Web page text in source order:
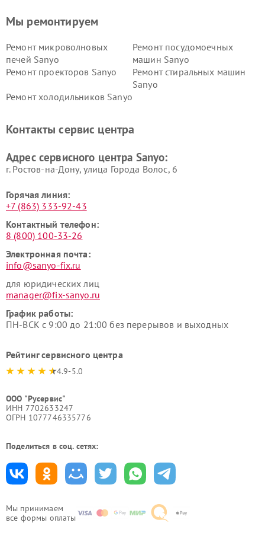
Мы принимаем
все формы оплаты
Мы ремонтируем
Ремонт микроволновых
печей Sanyo
Ремонт посудомоечных
машин Sanyo
Ремонт проекторов Sanyo
Ремонт стиральных машин
Sanyo
Ремонт холодильников Sanyo
Контакты сервис центра
Адрес сервисного центра Sanyo:
г. Ростов-на-Дону, улица Города Волос, 6
Горячая линия:
+7 (863) 333-92-43
Контактный телефон:
8 (800) 100-33-26
Электронная почта:
info@sanyo-fix.ru
для юридических лиц
manager@fix-sanyo.ru
График работы:
ПН-ВСК с 9:00 до 21:00 без перерывов и выходных
Рейтинг сервисного центра
4.9-5.0
ООО "Русервис"
ИНН 7702633247
ОГРН 1077746335776
Поделиться в соц. сетях: